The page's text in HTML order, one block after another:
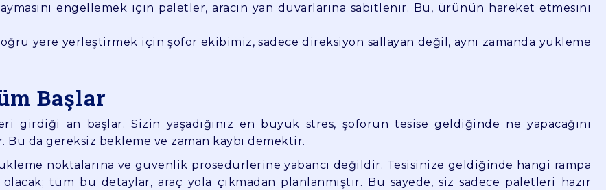
engellemek için paletler, aracın yan duvarlarına sabitlenir. Bu, ürünün hareket etmesini
yere yerleştirmek için şoför ekibimiz, sadece direksiyon sallayan değil, aynı zamanda yükleme
Başlar
girdiği an başlar. Sizin yaşadığınız en büyük stres, şoförün tesise geldiğinde ne yapacağını
Bu da gereksiz bekleme ve zaman kaybı demektir.
noktalarına ve güvenlik prosedürlerine yabancı değildir. Tesisinize geldiğinde hangi rampa
tüm bu detaylar, araç yola çıkmadan planlanmıştır. Bu sayede, siz sadece paletleri hazır